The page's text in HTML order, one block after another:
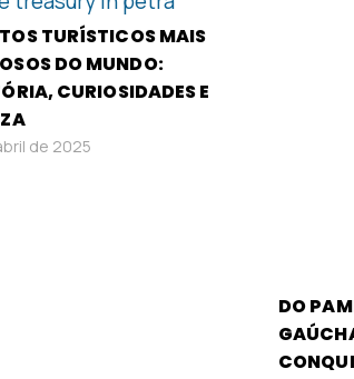
TURÍSTICOS MAIS
DO MUNDO:
CURIOSIDADES E
de 2025
DO